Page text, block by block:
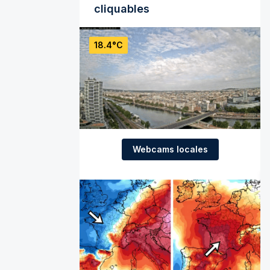
cliquables
18.4°C
Webcams locales